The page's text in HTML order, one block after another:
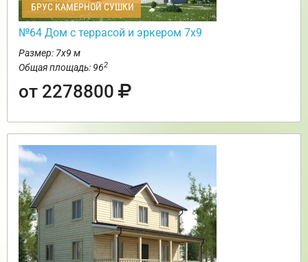
БРУС КАМЕРНОЙ СУШКИ
№64 Дом с террасой и эркером 7х9
Размер: 7х9 м
Общая площадь: 962
от 2278800